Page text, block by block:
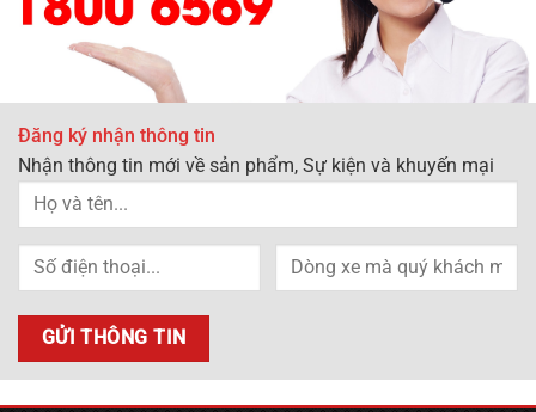
Đăng ký nhận thông tin
Nhận thông tin mới về sản phẩm, Sự kiện và khuyến mại